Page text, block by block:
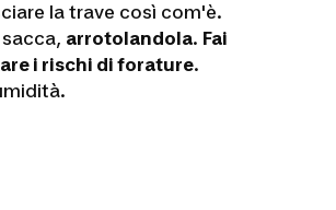
la trave così com'è.
arrotolandola. Fai
i rischi di forature.